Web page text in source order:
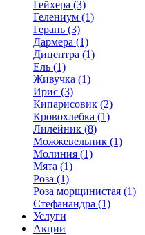
Гейхера (3)
Гелениум (1)
Герань (3)
Дармера (1)
Дицентра (1)
Ель (1)
Живучка (1)
Ирис (3)
Кипарисовик (2)
Кровохлебка (1)
Лилейник (8)
Можжевельник (1)
Молиния (1)
Мята (1)
Роза (1)
Роза морщинистая (1)
Стефанандра (1)
Услуги
Акции